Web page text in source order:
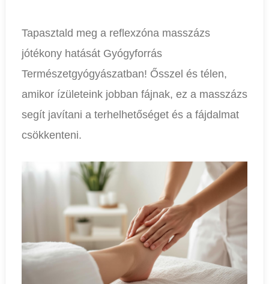
Tapasztald meg a reflexzóna masszázs
jótékony hatását Gyógyforrás
Természetgyógyászatban! Ősszel és télen,
amikor ízületeink jobban fájnak, ez a masszázs
segít javítani a terhelhetőséget és a fájdalmat
csökkenteni.